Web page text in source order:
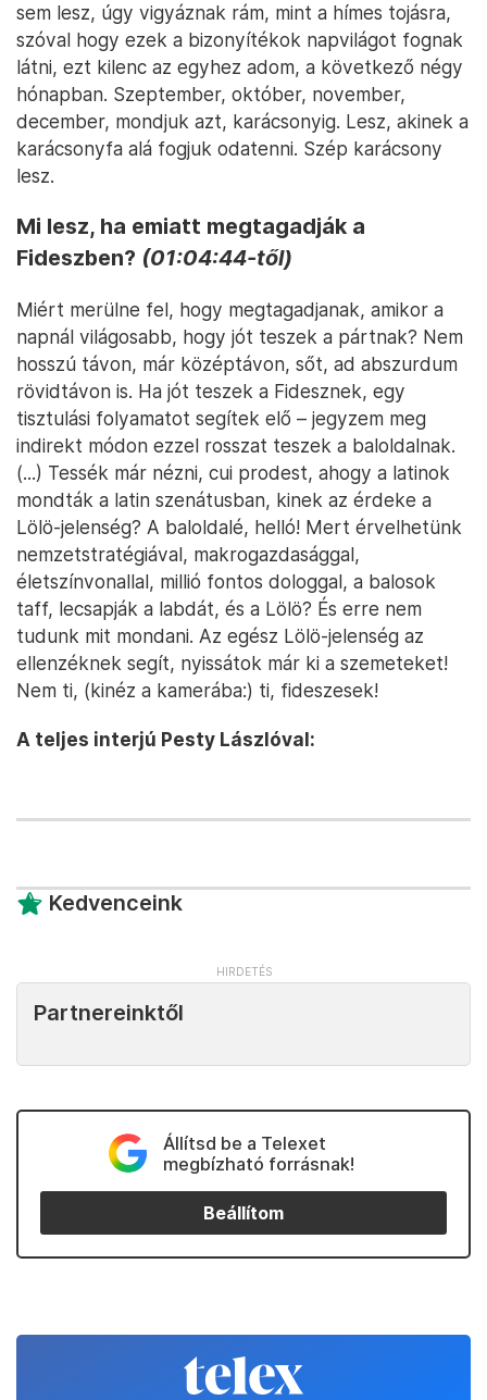
sem lesz, úgy vigyáznak rám, mint a hímes tojásra,
szóval hogy ezek a bizonyítékok napvilágot fognak
látni, ezt kilenc az egyhez adom, a következő négy
hónapban. Szeptember, október, november,
december, mondjuk azt, karácsonyig. Lesz, akinek a
karácsonyfa alá fogjuk odatenni. Szép karácsony
lesz.
Mi lesz, ha emiatt megtagadják a
Fideszben? (01:04:44-től)
Miért merülne fel, hogy megtagadjanak, amikor a
napnál világosabb, hogy jót teszek a pártnak? Nem
hosszú távon, már középtávon, sőt, ad abszurdum
rövidtávon is. Ha jót teszek a Fidesznek, egy
tisztulási folyamatot segítek elő – jegyzem meg
indirekt módon ezzel rosszat teszek a baloldalnak.
(...) Tessék már nézni, cui prodest, ahogy a latinok
mondták a latin szenátusban, kinek az érdeke a
Lölö-jelenség? A baloldalé, helló! Mert érvelhetünk
nemzetstratégiával, makrogazdasággal,
életszínvonallal, millió fontos dologgal, a balosok
taff, lecsapják a labdát, és a Lölö? És erre nem
tudunk mit mondani. Az egész Lölö-jelenség az
ellenzéknek segít, nyissátok már ki a szemeteket!
Nem ti, (kinéz a kamerába:) ti, fideszesek!
A teljes interjú Pesty Lászlóval:
Kedvenceink
Partnereinktől
Állítsd be a Telexet
megbízható forrásnak!
Beállítom